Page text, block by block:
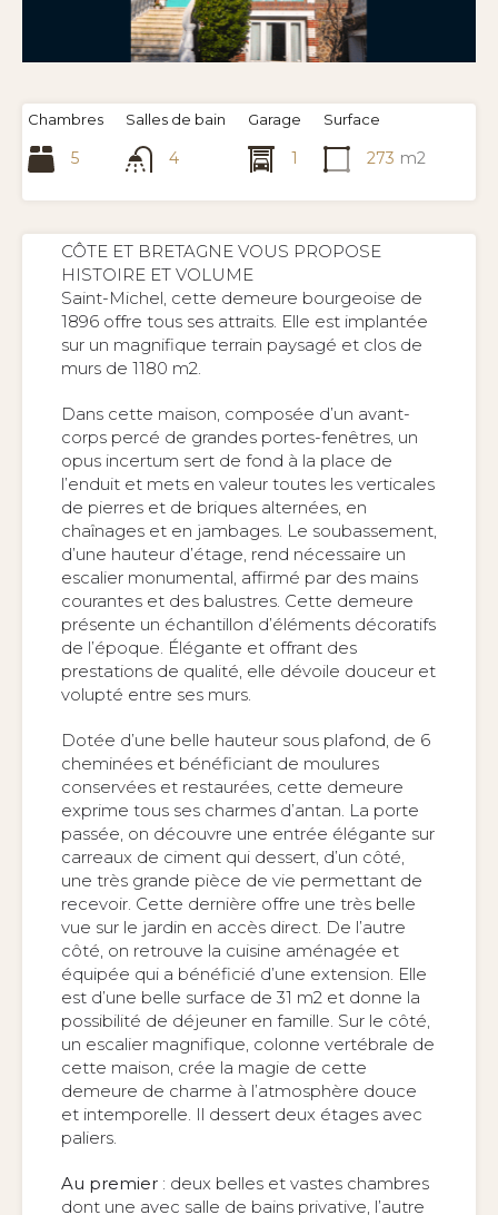
Chambres
5
Salles de bain
4
Garage
1
Surface
273 m2
CÔTE ET BRETAGNE VOUS PROPOSE
HISTOIRE ET VOLUME
Saint-Michel, cette demeure bourgeoise de
1896 offre tous ses attraits. Elle est implantée
sur un magnifique terrain paysagé et clos de
murs de 1180 m2.
Dans cette maison, composée d’un avant-
corps percé de grandes portes-fenêtres, un
opus incertum sert de fond à la place de
l’enduit et mets en valeur toutes les verticales
de pierres et de briques alternées, en
chaînages et en jambages. Le soubassement,
d’une hauteur d’étage, rend nécessaire un
escalier monumental, affirmé par des mains
courantes et des balustres. Cette demeure
présente un échantillon d’éléments décoratifs
de l’époque. Élégante et offrant des
prestations de qualité, elle dévoile douceur et
volupté entre ses murs.
Dotée d’une belle hauteur sous plafond, de 6
cheminées et bénéficiant de moulures
conservées et restaurées, cette demeure
exprime tous ses charmes d’antan. La porte
passée, on découvre une entrée élégante sur
carreaux de ciment qui dessert, d’un côté,
une très grande pièce de vie permettant de
recevoir. Cette dernière offre une très belle
vue sur le jardin en accès direct. De l’autre
côté, on retrouve la cuisine aménagée et
équipée qui a bénéficié d’une extension. Elle
est d’une belle surface de 31 m2 et donne la
possibilité de déjeuner en famille. Sur le côté,
un escalier magnifique, colonne vertébrale de
cette maison, crée la magie de cette
demeure de charme à l’atmosphère douce
et intemporelle. Il dessert deux étages avec
paliers.
Au premier : deux belles et vastes chambres
dont une avec salle de bains privative, l’autre